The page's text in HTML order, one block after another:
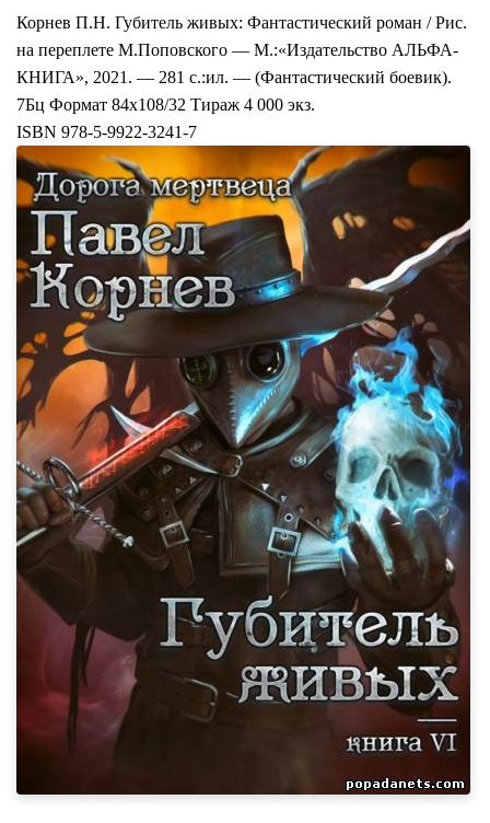
Корнев П.Н. Губитель живых: Фантастический роман / Рис.
на переплете М.Поповского — М.:«Издательство АЛЬФА-
КНИГА», 2021. — 281 с.:ил. — (Фантастический боевик).
7Бц Формат 84х108/32 Тираж 4 000 экз.
ISBN 978-5-9922-3241-7